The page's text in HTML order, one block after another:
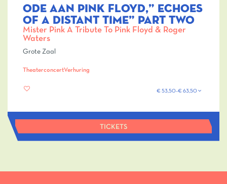
ODE AAN PINK FLOYD,” ECHOES
OF A DISTANT TIME” PART TWO
Mister Pink A Tribute To Pink Floyd & Roger
Waters
Grote Zaal
TheaterconcertVerhuring
€ 53,50–€ 63,50
TICKETS